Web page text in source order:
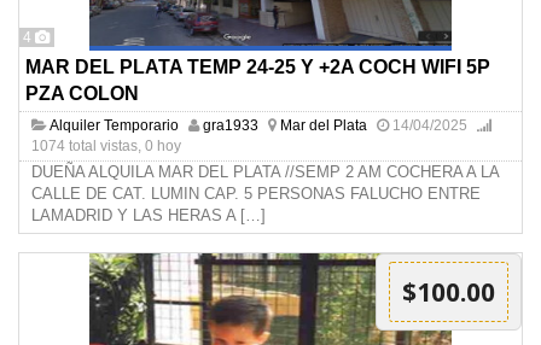
4
MAR DEL PLATA TEMP 24-25 Y +2A COCH WIFI 5P
PZA COLON
Alquiler Temporario gra1933 Mar del Plata
14/04/2025
1074 total vistas, 0 hoy
DUEÑA ALQUILA MAR DEL PLATA //SEMP 2 AM COCHERA A LA
CALLE DE CAT. LUMIN CAP. 5 PERSONAS FALUCHO ENTRE
LAMADRID Y LAS HERAS A […]
$100.00